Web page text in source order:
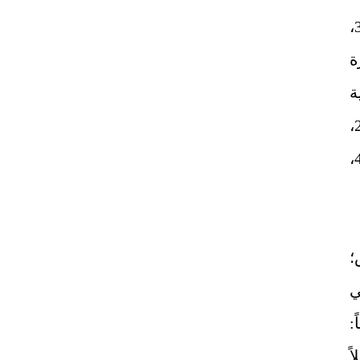
والاقتراح: 231، والمنهل الروي: 53، والخلاصة: 76، والموقظة: 36،
وألفية
السيوطي: 79 - 93، وشرح السيوطي على ألفية العراقي: 215،
وفتح الباقي 1/ 261، وتوضيح الأفكار 2/ 68، وظفر الأماني: 412،